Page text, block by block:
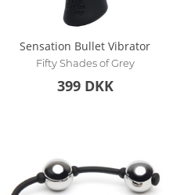
Sensation Bullet Vibrator
Fifty Shades of Grey
399 DKK